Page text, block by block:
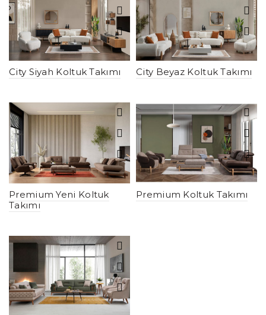
City Siyah Koltuk Takımı City Beyaz Koltuk Takımı
Premium Yeni Koltuk
Takımı
Premium Koltuk Takımı